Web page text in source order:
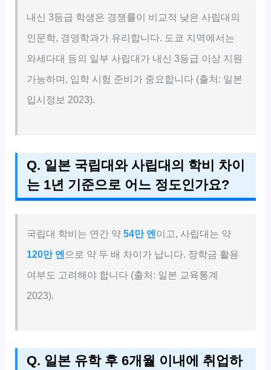
내신 3등급 학생은 경쟁률이 비교적 낮은 사립대의
인문학, 경영학과가 유리합니다. 도쿄 지역에서는
와세다대 등의 일부 사립대가 내신 3등급 이상 지원
가능하며, 입학 시험 준비가 중요합니다 (출처: 일본
입시정보 2023).
Q. 일본 국립대와 사립대의 학비 차이
는 1년 기준으로 어느 정도인가요?
국립대 학비는 연간 약54만 엔이고, 사립대는 약
120만 엔 으로 약 두 배 차이가 납니다. 장학금 활용
여부도 고려해야 합니다 (출처: 일본 교육통계
2023).
Q. 일본 유학 후 6개월 이내에 취업하